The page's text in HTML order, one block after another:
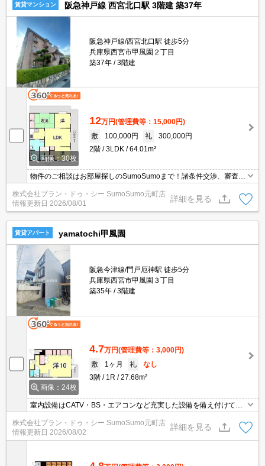
賃貸マンション 阪急神戸線 西宮北口駅 3階建 築37年
阪急神戸線/西宮北口駅 徒歩5分
兵庫県西宮市甲風園２丁目
築37年
3階建
画像：30枚
12万円(管理費等：15,000円)
敷
100,000円 礼
300,000円
2階
3LDK 64.01m²
物件のご相談はお部屋探しのSumoSumoまで！諸条件交渉、審査等
株式会社プラン・ドゥ・シー SumoSumo元町店
情報更新日 2026/08/01
詳細を見る
賃貸アパート yamatochi甲風園
阪急今津線/門戸厄神駅 徒歩5分
兵庫県西宮市甲風園３丁目
築35年
3階建
画像：24枚
4.7万円(管理費等：3,000円)
敷
1ヶ月 礼
なし
3階
1R 27.68m²
室内設備はCATV・BS・エアコンなど充実した設備を備え付けてい
ます。収納はシューズボックス・クロゼットなど豊富なので、衣類
や履き物の整理がしやすく便利です。モニターで来訪者を確認し
て、インターホンを通じて室内から会話することができます。駐輪
場付きの物件です。こちらは閑静な住宅地に立地する物件です。
株式会社プラン・ドゥ・シー SumoSumo元町店
情報更新日 2026/08/02
詳細を見る